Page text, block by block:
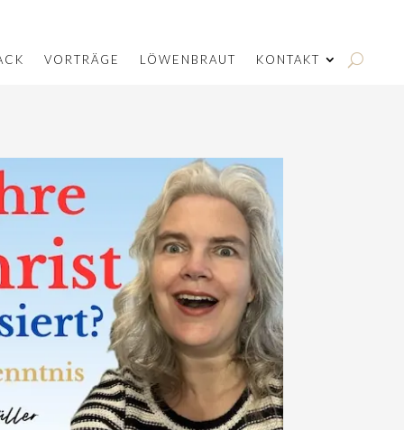
VORTRÄGE LÖWENBRAUT KONTAKT